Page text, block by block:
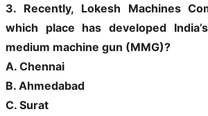
3. Recently, Lokesh Machines
which place has developed
medium machine gun (MMG)?
A. Chennai
B. Ahmedabad
C. Surat